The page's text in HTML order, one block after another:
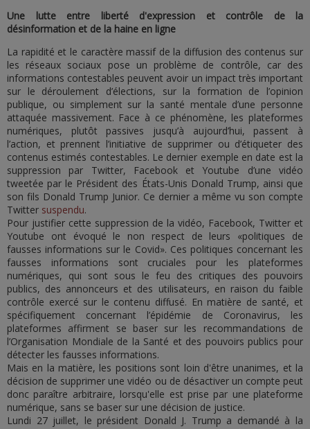
Une lutte entre liberté d'expression et contrôle de la
désinformation et de la haine en ligne
La rapidité et le caractère massif de la diffusion des contenus sur
les réseaux sociaux pose un problème de contrôle, car des
informations contestables peuvent avoir un impact très important
sur le déroulement d’élections, sur la formation de l’opinion
publique, ou simplement sur la santé mentale d’une personne
attaquée massivement. Face à ce phénomène, les plateformes
numériques, plutôt passives jusqu’à aujourd’hui, passent à
l’action, et prennent l’initiative de supprimer ou d’étiqueter des
contenus estimés contestables. Le dernier exemple en date est la
suppression par Twitter, Facebook et Youtube d’une vidéo
tweetée par le Président des États-Unis Donald Trump, ainsi que
son fils Donald Trump Junior. Ce dernier a même vu son compte
Twitter suspendu.
Pour justifier cette suppression de la vidéo, Facebook, Twitter et
Youtube ont évoqué le non respect de leurs «politiques de
fausses informations sur le Covid». Ces politiques concernant les
fausses informations sont cruciales pour les plateformes
numériques, qui sont sous le feu des critiques des pouvoirs
publics, des annonceurs et des utilisateurs, en raison du faible
contrôle exercé sur le contenu diffusé. En matière de santé, et
spécifiquement concernant l’épidémie de Coronavirus, les
plateformes affirment se baser sur les recommandations de
l’Organisation Mondiale de la Santé et des pouvoirs publics pour
détecter les fausses informations.
Mais en la matière, les positions sont loin d'être unanimes, et la
décision de supprimer une vidéo ou de désactiver un compte peut
donc paraître arbitraire, lorsqu'elle est prise par une plateforme
numérique, sans se baser sur une décision de justice.
Lundi 27 juillet, le président Donald J. Trump a demandé à la